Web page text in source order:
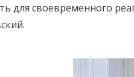
для своевременного